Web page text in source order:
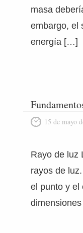
masa
embargo, el
energía […]
15 de mayo
Rayo de luz
rayos de
el punto y el